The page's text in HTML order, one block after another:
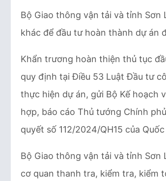
Bộ Giao thông vận tải và tỉnh
khác để đầu tư hoàn thành dự án
Khẩn trương hoàn thiện thủ tục
quy định tại Điều 53 Luật Đầu tư
thực hiện dự án, gửi Bộ Kế hoạch
hợp, báo cáo Thủ tướng Chính
quyết số 112/2024/QH15 của
Bộ Giao thông vận tải và tỉnh
cơ quan thanh tra, kiểm tra, kiểm